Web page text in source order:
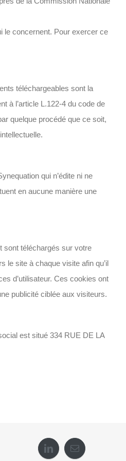
le concernent. Pour exercer ce
téléchargeables sont la
à l’article L.122-4 du code de
quelque procédé que ce soit,
qui n’édite ni ne
en aucune manière une
sont téléchargés sur votre
le site à chaque visite afin qu’il
d’utilisateur. Ces cookies ont
publicité ciblée aux visiteurs.
est situé 334 RUE DE LA